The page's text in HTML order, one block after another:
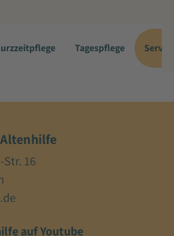
Tagespflege
Altenhilfe
16
auf Youtube